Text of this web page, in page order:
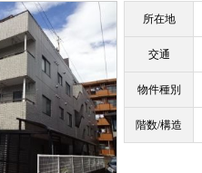
所在地
交通
物件種別
階数/構造